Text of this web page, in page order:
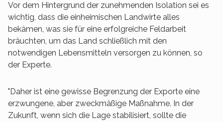
Vor dem Hintergrund der zunehmenden Isolation sei es
wichtig, dass die einheimischen Landwirte alles
bekämen, was sie für eine erfolgreiche Feldarbeit
bräuchten, um das Land schließlich mit den
notwendigen Lebensmitteln versorgen zu können, so
der Experte.
"Daher ist eine gewisse Begrenzung der Exporte eine
erzwungene, aber zweckmäßige Maßnahme. In der
Zukunft, wenn sich die Lage stabilisiert, sollte die